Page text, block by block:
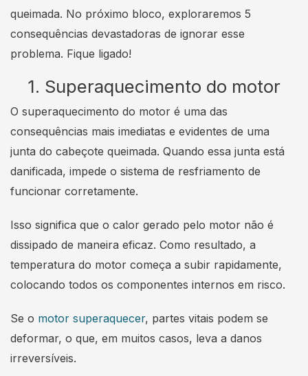
queimada. No próximo bloco, exploraremos 5
consequências devastadoras de ignorar esse
problema. Fique ligado!
1. Superaquecimento do motor
O superaquecimento do motor é uma das
consequências mais imediatas e evidentes de uma
junta do cabeçote queimada. Quando essa junta está
danificada, impede o sistema de resfriamento de
funcionar corretamente.
Isso significa que o calor gerado pelo motor não é
dissipado de maneira eficaz. Como resultado, a
temperatura do motor começa a subir rapidamente,
colocando todos os componentes internos em risco.
Se o motor superaquecer, partes vitais podem se
deformar, o que, em muitos casos, leva a danos
irreversíveis.